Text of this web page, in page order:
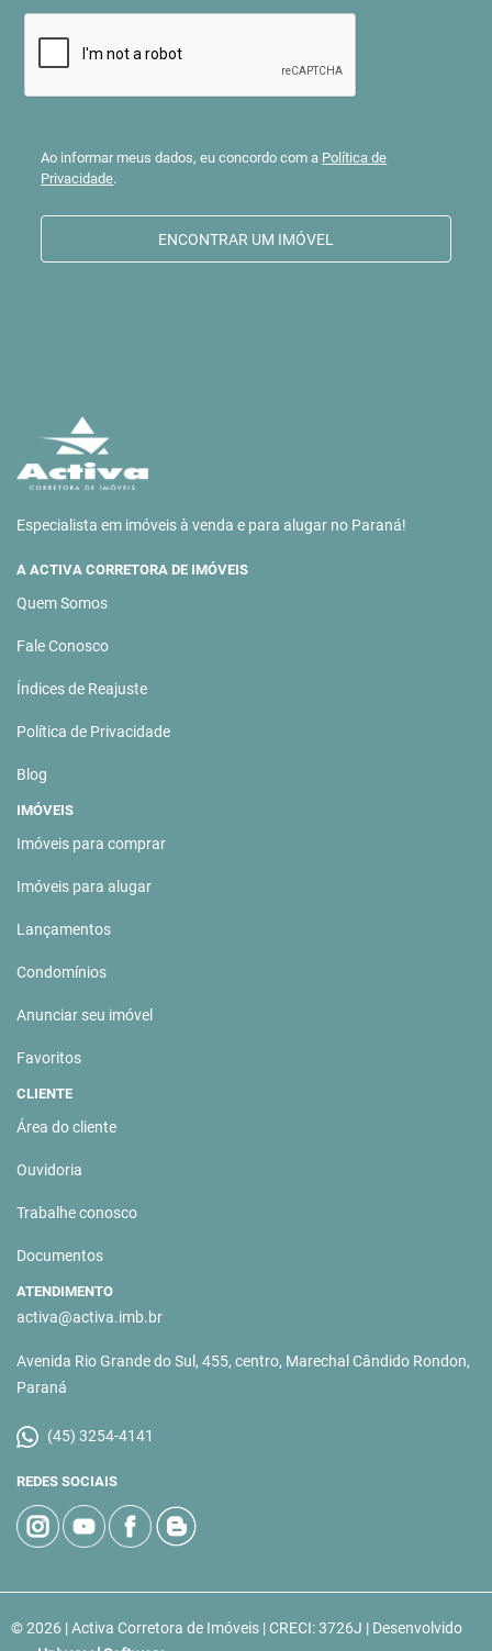
Ao informar meus dados, eu concordo com a Política de
Privacidade.
ENCONTRAR UM IMÓVEL
Especialista em imóveis à venda e para alugar no Paraná!
A ACTIVA CORRETORA DE IMÓVEIS
Quem Somos
Fale Conosco
Índices de Reajuste
Política de Privacidade
Blog
IMÓVEIS
Imóveis para comprar
Imóveis para alugar
Lançamentos
Condomínios
Anunciar seu imóvel
Favoritos
CLIENTE
Área do cliente
Ouvidoria
Trabalhe conosco
Documentos
ATENDIMENTO
activa@activa.imb.br
Avenida Rio Grande do Sul, 455, centro, Marechal Cândido Rondon,
Paraná
(45) 3254-4141
REDES SOCIAIS
© 2026 | Activa Corretora de Imóveis | CRECI: 3726J | Desenvolvido